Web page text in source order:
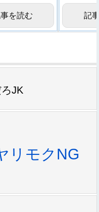
を読む
した結果
記
JK
リモクNG